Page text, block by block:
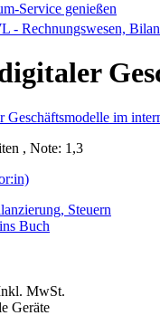
Service genießen
- Rechnungswesen,
, Note: 1,3
Steuern
Buch
MwSt.
Geräte